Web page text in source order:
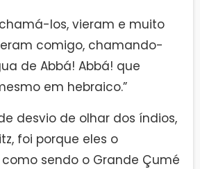
los, vieram e muito
comigo, chamando-
de Abbá! Abbá! que
em hebraico.”
desvio de olhar dos índios,
foi porque eles o
sendo o Grande Çumé